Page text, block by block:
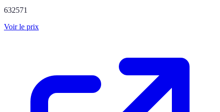
632571
Voir le prix